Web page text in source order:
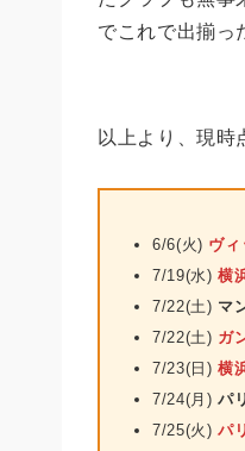
でこれで出揃っ
以上より、現時
6/6(火) ヴ
7/19(水)横
7/22(土) マ
7/22(土) ガ
7/23(日)横
7/24(月)パ
7/25(火)パ